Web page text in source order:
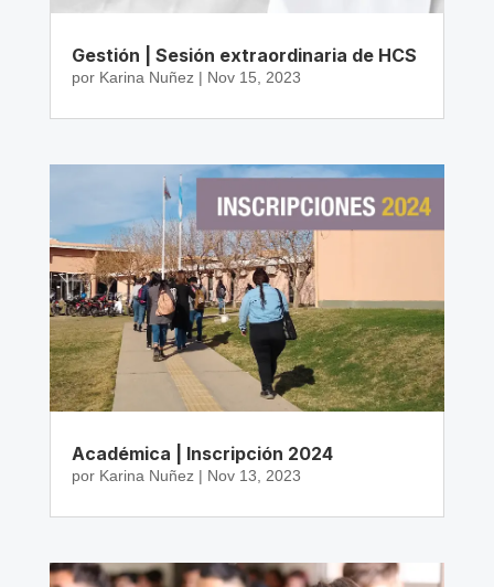
Gestión | Sesión extraordinaria de HCS
por Karina Nuñez| Nov 15, 2023
Académica | Inscripción 2024
por Karina Nuñez| Nov 13, 2023